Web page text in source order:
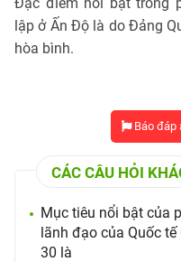
lập ở Ấn Độ là do Đảng
hòa bình.
Báo đáp
CÁC CÂU HỎI
Mục tiêu nổi bật của
lãnh đạo của Quốc
30 là